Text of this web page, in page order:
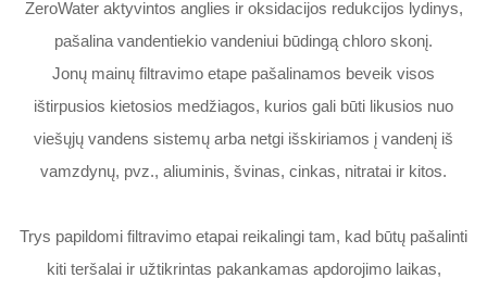
ZeroWater aktyvintos anglies ir oksidacijos redukcijos lydinys,
pašalina vandentiekio vandeniui būdingą chloro skonį.
Jonų mainų filtravimo etape pašalinamos beveik visos
ištirpusios kietosios medžiagos, kurios gali būti likusios nuo
viešųjų vandens sistemų arba netgi išskiriamos į vandenį iš
vamzdynų, pvz., aliuminis, švinas, cinkas, nitratai ir kitos.
Trys papildomi filtravimo etapai reikalingi tam, kad būtų pašalinti
kiti teršalai ir užtikrintas pakankamas apdorojimo laikas,